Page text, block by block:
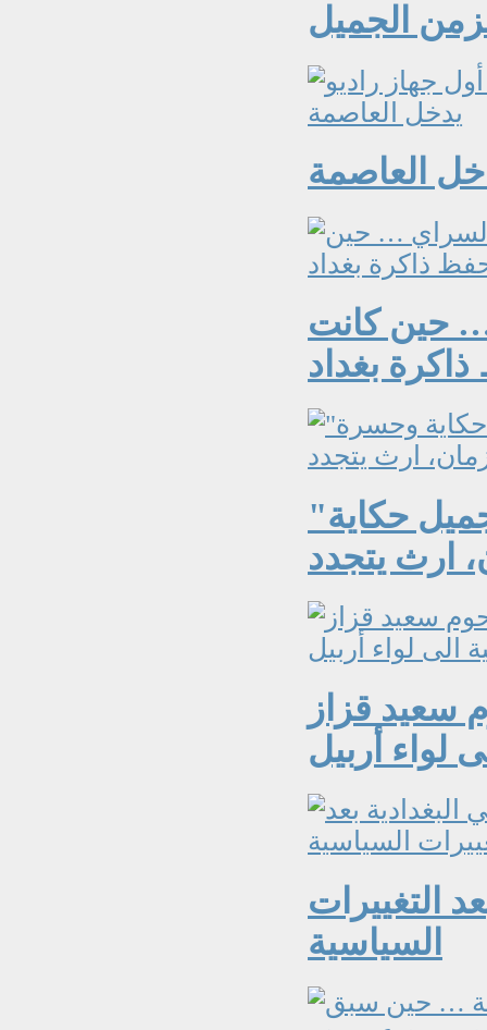
الجميل
العاصمة
حين كانت
بغداد
"الحنين الى حياة الماضي الجميل حكاية
سعيد قزاز
التغييرات
السياسية